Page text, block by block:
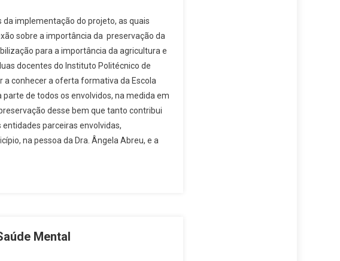
implementação do projeto, as quais
sobre a importância da preservação da
para a importância da agricultura e
docentes do Instituto Politécnico de
a conhecer a oferta formativa da Escola
de todos os envolvidos, na medida em
desse bem que tanto contribui
parceiras envolvidas,
na pessoa da Dra. Ângela Abreu, e a
Mental